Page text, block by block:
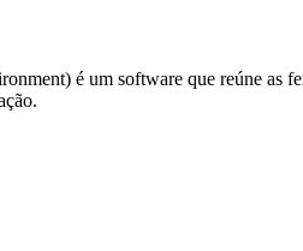
é um software que reúne as